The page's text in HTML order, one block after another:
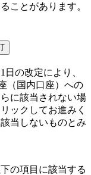
ことがあります。
日の改定により、
（国内口座）への
に該当されない場
ックしてお進みく
当しないものとみ
の項目に該当する